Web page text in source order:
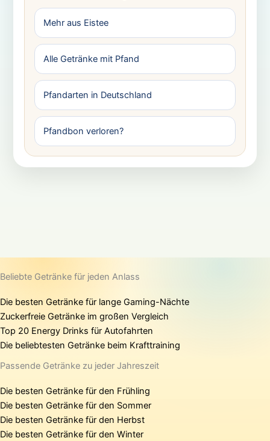
Mehr aus Eistee
Alle Getränke mit Pfand
Pfandarten in Deutschland
Pfandbon verloren?
Beliebte Getränke für jeden Anlass
Die besten Getränke für lange Gaming-Nächte
Zuckerfreie Getränke im großen Vergleich
Top 20 Energy Drinks für Autofahrten
Die beliebtesten Getränke beim Krafttraining
Passende Getränke zu jeder Jahreszeit
Die besten Getränke für den Frühling
Die besten Getränke für den Sommer
Die besten Getränke für den Herbst
Die besten Getränke für den Winter